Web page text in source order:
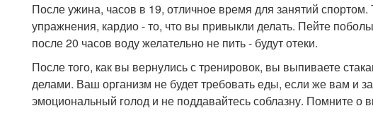
После ужина, часов в 19, отличное время для занятий
упражнения, кардио - то, что вы привыкли делать. Пейте
после 20 часов воду желательно не пить - будут отеки.
После того, как вы вернулись с тренировок, вы выпиваете
делами. Ваш организм не будет требовать еды, если же вам и
эмоциональный голод и не поддавайтесь соблазну. Помните о